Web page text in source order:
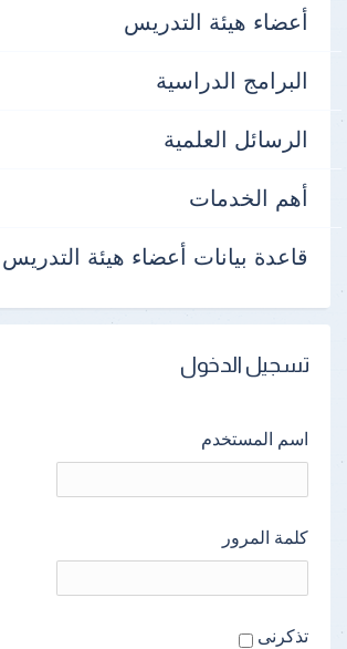
أعضاء هيئة التدريس
البرامج الدراسية
الرسائل العلمية
أهم الخدمات
قاعدة بيانات أعضاء هيئة التدريس
تسجيل الدخول
اسم المستخدم
كلمة المرور
تذكرنى